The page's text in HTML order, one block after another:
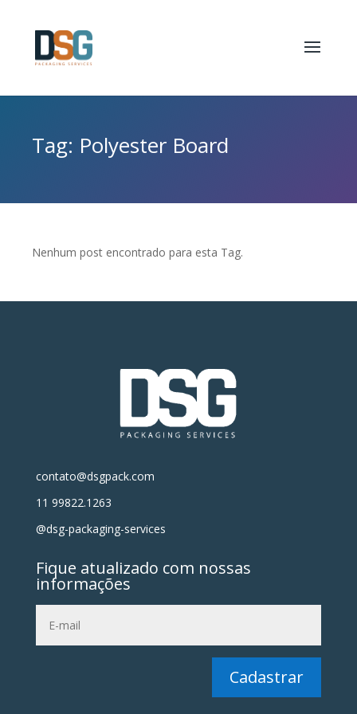
Tag: Polyester Board
Nenhum post encontrado para esta Tag.
contato@dsgpack.com
11 99822.1263
@dsg-packaging-services
Fique atualizado com nossas
informações
Cadastrar